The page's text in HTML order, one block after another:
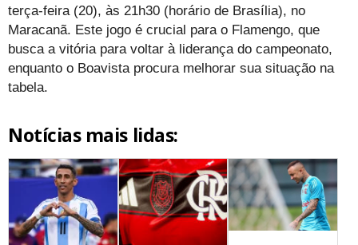
terça-feira (20), às 21h30 (horário de Brasília), no
Maracanã. Este jogo é crucial para o Flamengo, que
busca a vitória para voltar à liderança do campeonato,
enquanto o Boavista procura melhorar sua situação na
tabela​​.
Notícias mais lidas: